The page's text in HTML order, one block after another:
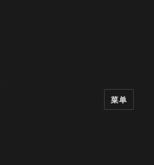
菜单